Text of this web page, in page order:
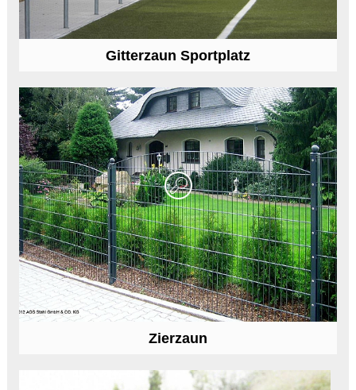
Gitterzaun Sportplatz
Zierzaun